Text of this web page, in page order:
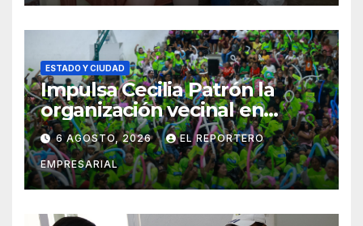
ESTADO Y CIUDAD
Impulsa Cecilia Patrón la
organización vecinal en
Mérida y suma a comités de
vigilancia en la prevención
social del delito
6 AGOSTO, 2026 EL REPORTERO
EMPRESARIAL